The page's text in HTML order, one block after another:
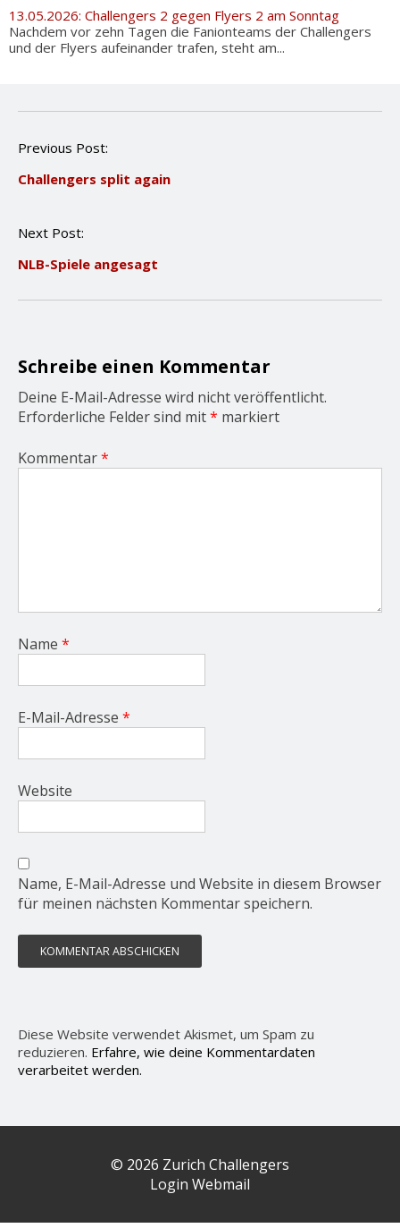
13.05.2026: Challengers 2 gegen Flyers 2 am Sonntag
Nachdem vor zehn Tagen die Fanionteams der Challengers
und der Flyers aufeinander trafen, steht am...
P
s
a
i
o
Previous Post:
Challengers split again
Next Post:
NLB-Spiele angesagt
Schreibe einen Kommentar
Deine E-Mail-Adresse wird nicht veröffentlicht.
Erforderliche Felder sind mit* markiert
Kommentar*
Name *
E-Mail-Adresse *
Website
Name, E-Mail-Adresse und Website in diesem Browser
für meinen nächsten Kommentar speichern.
Diese Website verwendet Akismet, um Spam zu
reduzieren. Erfahre, wie deine Kommentardaten
verarbeitet werden.
© 2026 Zurich Challengers
Login Webmail